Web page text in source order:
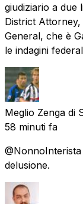
giudiziario a due
District
General, che è
le indagini
Meglio Zenga di
58 minuti fa
delusione.